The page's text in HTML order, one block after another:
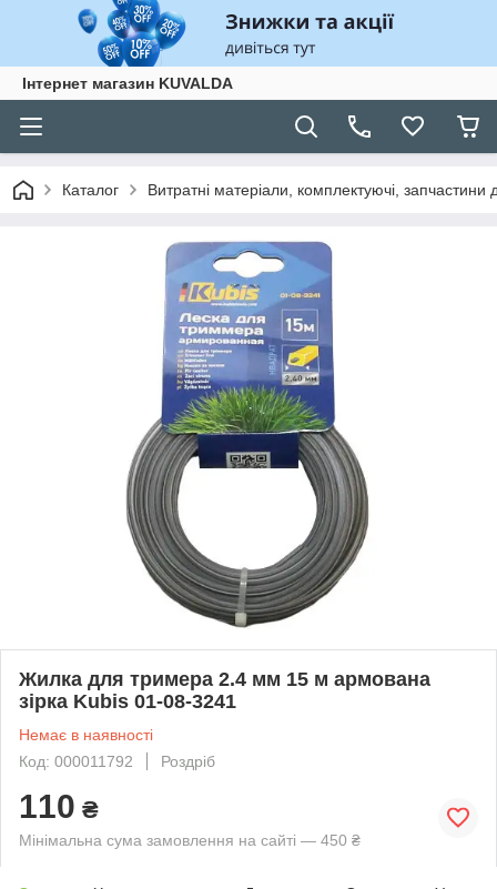
Інтернет магазин KUVALDA
Каталог Витратні матеріали, комплектуючі, запчастини
Жилка для тримера 2.4 мм 15 м армована
зірка Kubis 01-08-3241
Немає в наявності
Код: 000011792
Роздріб
110 ₴
Мінімальна сума замовлення на сайті — 450 ₴